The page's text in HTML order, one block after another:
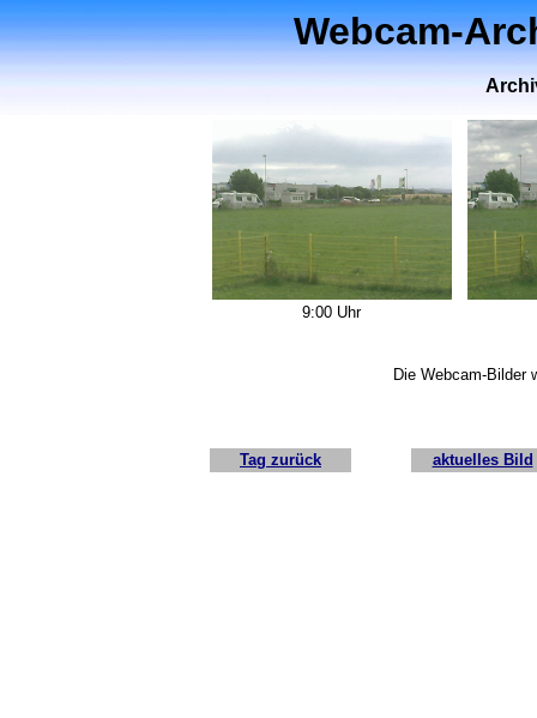
Webcam-
9:00 Uhr
Die Webcam-Bilder
Tag zurück aktuelles Bild